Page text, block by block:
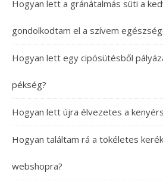
Hogyan lett a gránátalmás süti a
gondolkodtam el a szívem
Hogyan lett egy cipósütésből
pékség?
Hogyan lett újra élvezetes a
Hogyan találtam rá a tökéletes
webshopra?